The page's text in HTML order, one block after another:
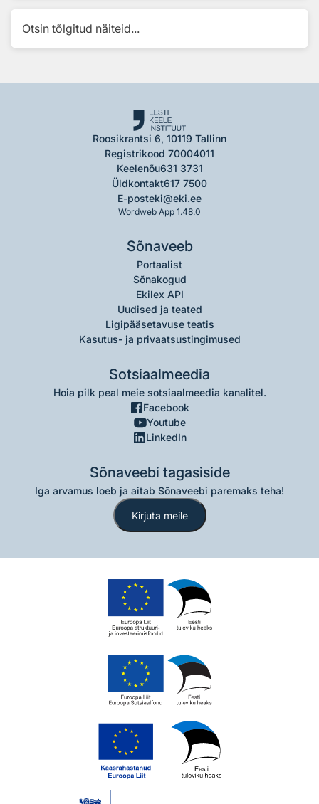
Otsin tõlgitud näiteid...
Roosikrantsi 6, 10119 Tallinn
Registrikood 70004011
Keelenõu631 3731
Üldkontakt617 7500
E-posteki@eki.ee
Wordweb App 1.48.0
Sõnaveeb
Portaalist
Sõnakogud
Ekilex API
Uudised ja teated
Ligipääsetavuse teatis
Kasutus- ja privaatsustingimused
Sotsiaalmeedia
Hoia pilk peal meie sotsiaalmeedia kanalitel.
Facebook
Youtube
LinkedIn
Sõnaveebi tagasiside
Iga arvamus loeb ja aitab Sõnaveebi paremaks teha!
Kirjuta meile